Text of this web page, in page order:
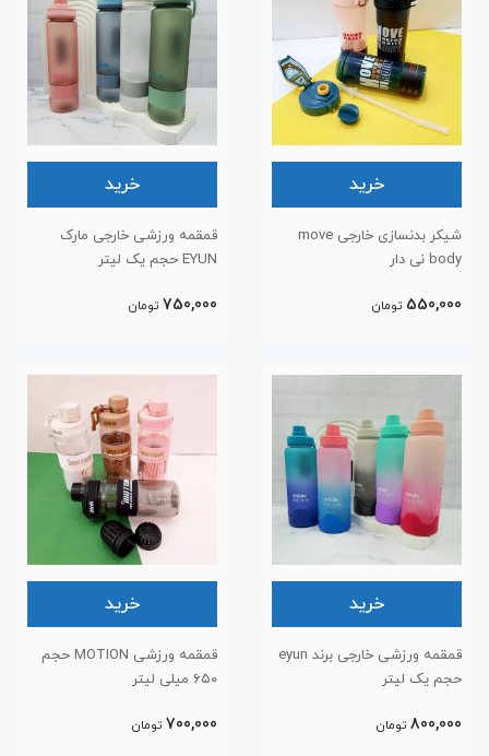
خرید
شیکر بدنسازی خارجی move
body نی دار
550,000 تومان
خرید
قمقمه ورزشی خارجی مارک
EYUN حجم یک لیتر
750,000 تومان
خرید
قمقمه ورزشی خارجی برند eyun
حجم یک لیتر
800,000 تومان
خرید
قمقمه ورزشی MOTION حجم
۶۵۰ میلی لیتر
700,000 تومان